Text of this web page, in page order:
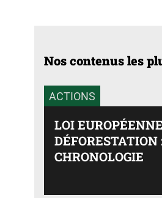
Nos contenus les
ACTIONS
LOI
DÉFORESTATION
CHRONOLOGIE